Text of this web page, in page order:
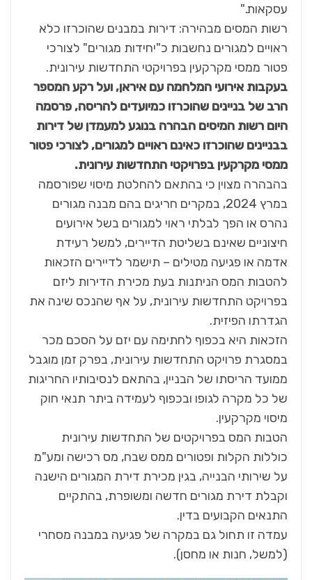
עסקאות."
רשות המסים מבהירה: דירות במבנים שהוכרזו כלא
ראויים למגורים נחשבות כ"יחידות מגורים" לצורכי
פטור ממסי מקרקעין בפרויקטי התחדשות עירונית.
בעקבות אירועי המלחמה עם איראן, ועל רקע המספר
הרב של בניינים שהוכרזו כמיועדים להריסה, פרסמה
היום רשות המיסים הבהרה בנוגע למעמדן של דירות
בבניינים שהוכרזו כאינם ראויים למגורים, לצורכי פטור
ממסי מקרקעין בפרויקטי התחדשות עירונית.
בהבהרה מצוין כי בהתאם להחלטת מיסוי שפורסמה
במרץ 2024, במקרים חריגים בהם מבנה מגורים
נהרס או הפך לבלתי ראוי למגורים בשל אירועים
חיצוניים שאינם בשליטת הדיירים, למשל רעידת
אדמה או פגיעה מטילים – תישמר לדיירים הזכאות
להטבות המס הניתנות בעת מכירת הדירות ליזם
בפרויקט התחדשות עירונית, על אף שהנכס שינה את
הגדרתו הפיזית.
הזכאות היא בכפוף לחתימה עם יזם על הסכם מכר
במסגרת פרויקט התחדשות עירונית, בפרק זמן מוגבל
ממועד הריסתו של הבניין, בהתאם לנסיבותיו החריגות
של כל מקרה לגופו ובכפוף לעמידה ביתר תנאי חוק
מיסוי מקרקעין.
הטבות המס בפרויקטים של התחדשות עירונית
כוללות הקלות ופטורים ממס שבח, מס רכישה ומע"מ
על שירותי הבנייה, בגין מכירת דירת המגורים הישנה
וקבלת דירת מגורים חדשה ומשופרת, בהתקיים
התנאים הקבועים בדין.
עמדה זו תחול גם במקרה של פגיעה במבנה מסחרי
(למשל, חנות או מחסן).